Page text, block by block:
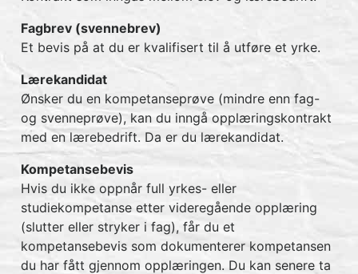
Fagbrev (svennebrev)
Et bevis på at du er kvalifisert til å utføre et yrke.
Lærekandidat
Ønsker du en kompetanseprøve (mindre enn fag-
og svenneprøve), kan du inngå opplæringskontrakt
med en lærebedrift. Da er du lærekandidat.
Kompetansebevis
Hvis du ikke oppnår full yrkes- eller
studiekompetanse etter videregående opplæring
(slutter eller stryker i fag), får du et
kompetansebevis som dokumenterer kompetansen
du har fått gjennom opplæringen. Du kan senere ta